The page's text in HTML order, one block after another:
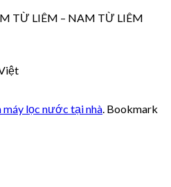
TỪ LIÊM – NAM TỪ LIÊM
máy lọc nước tại nhà . Bookmark